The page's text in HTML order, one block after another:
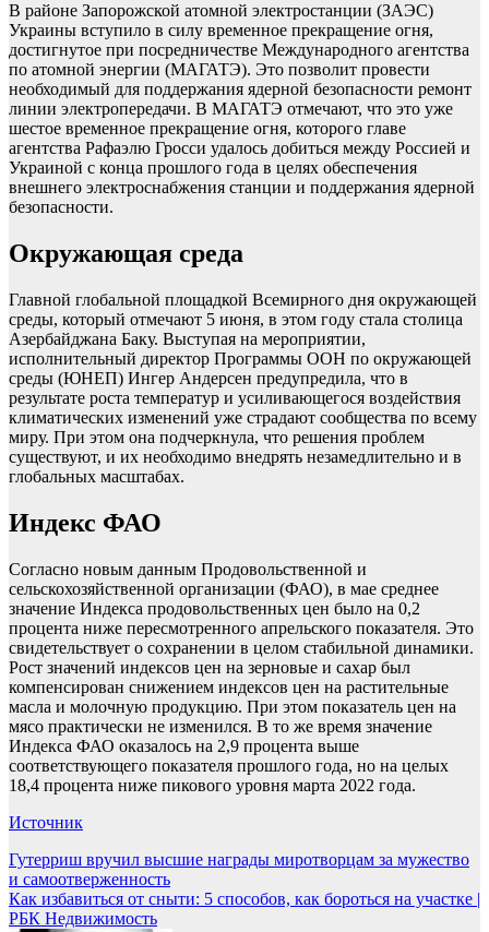
В районе Запорожской атомной электростанции (ЗАЭС)
Украины вступило в силу временное прекращение огня,
достигнутое при посредничестве Международного агентства
по атомной энергии (МАГАТЭ). Это позволит провести
необходимый для поддержания ядерной безопасности ремонт
линии электропередачи. В МАГАТЭ отмечают, что это уже
шестое временное прекращение огня, которого главе
агентства Рафаэлю Гросси удалось добиться между Россией и
Украиной с конца прошлого года в целях обеспечения
внешнего электроснабжения станции и поддержания ядерной
безопасности.
Окружающая среда
Главной глобальной площадкой Всемирного дня окружающей
среды, который отмечают 5 июня, в этом году стала столица
Азербайджана Баку. Выступая на мероприятии,
исполнительный директор Программы ООН по окружающей
среды (ЮНЕП) Ингер Андерсен предупредила, что в
результате роста температур и усиливающегося воздействия
климатических изменений уже страдают сообщества по всему
миру. При этом она подчеркнула, что решения проблем
существуют, и их необходимо внедрять незамедлительно и в
глобальных масштабах.
Индекс ФАО
Согласно новым данным Продовольственной и
сельскохозяйственной организации (ФАО), в мае среднее
значение Индекса продовольственных цен было на 0,2
процента ниже пересмотренного апрельского показателя. Это
свидетельствует о сохранении в целом стабильной динамики.
Рост значений индексов цен на зерновые и сахар был
компенсирован снижением индексов цен на растительные
масла и молочную продукцию. При этом показатель цен на
мясо практически не изменился. В то же время значение
Индекса ФАО оказалось на 2,9 процента выше
соответствующего показателя прошлого года, но на целых
18,4 процента ниже пикового уровня марта 2022 года.
Источник
Навигация
по
записям
Гутерриш вручил высшие награды миротворцам за мужество
и самоотверженность
Как избавиться от сныти: 5 способов, как бороться на участке |
РБК Недвижимость